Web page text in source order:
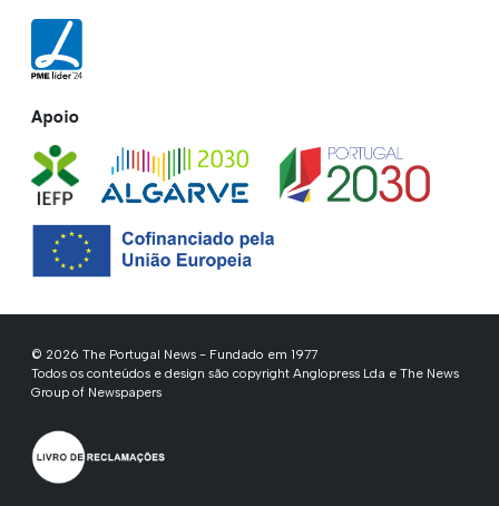
Apoio
© 2026 The Portugal News - Fundado em 1977
Todos os conteúdos e design são copyright Anglopress Lda e The News
Group of Newspapers